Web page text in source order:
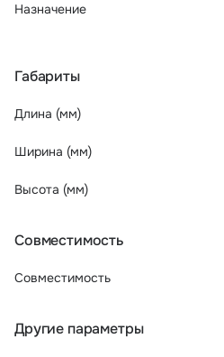
Назначение
Габариты
Длина (мм)
Ширина (мм)
Высота (мм)
Совместимость
Совместимость
Другие параметры